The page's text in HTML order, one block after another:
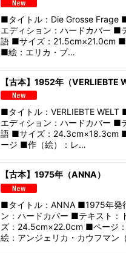
■タイトル：Die Grosse Frage
エディション：ハードカバー ■
語 ■サイズ：21.5cm×21.0cm ■
■絵：エリカ・ブ…
【古本】1952年（VERLIEBTE
■タイトル：VERLIEBTE
エディション：ハードカバー ■
語 ■サイズ：24.3cm×18.3cm
ージ ■作（絵）：レ…
【古本】1975年（ANNA）
■タイトル：ANNA ■1975年発
ン：ハードカバー ■テキスト：
ズ：24.5cm×22.0cm ■ページ
絵：アンジェリカ・カウフマン